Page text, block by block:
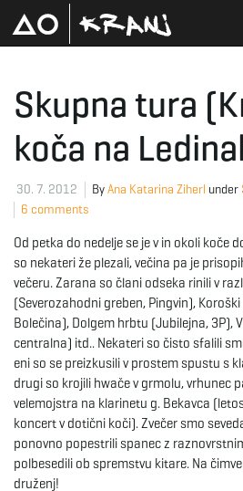
Skupna tura
koča na
30. 7. 2012 ByAna Katarina Ziherl under
6 comments
Od petka do nedelje se je v in okoli koče
so nekateri že plezali, večina pa je
večeru. Zarana so člani odseka rinili v
(Severozahodni greben, Pingvin),
Bolečina), Dolgem hrbtu (Jubilejna, 3P),
centralna) itd.. Nekateri so čisto sfalili
eni so se preizkusili v prostem spustu s
drugi so krojili hwače v grmolu, vrhunec
velemojstra na klarinetu g. Bekavca
koncert v dotični koči). Zvečer smo
ponovno popestrili spanec z
polbesedili ob spremstvu kitare. Na
druženj!